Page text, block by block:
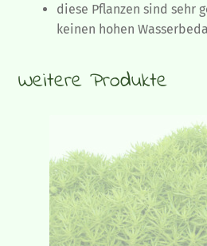
diese Pflanzen sind sehr
keinen hohen
Weitere Produkte